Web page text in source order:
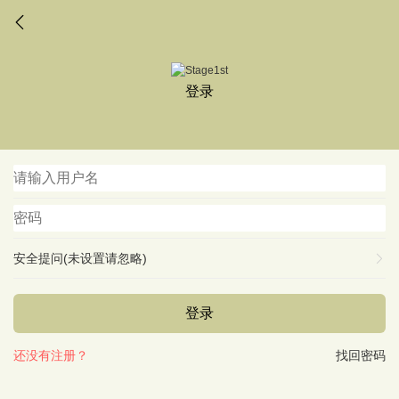
登录
安全提问(未设置请忽略)
登录
找回密码
还没有注册？